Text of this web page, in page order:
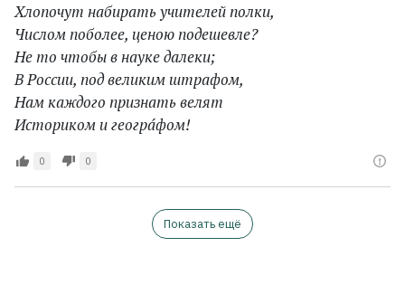
Хлопочут набирать учителей полки,
Числом поболее, ценою подешевле?
Не то чтобы в науке далеки;
В России, под великим штрафом,
Нам каждого признать велят
Историком и геогра́фом!
0 0
Показать ещё